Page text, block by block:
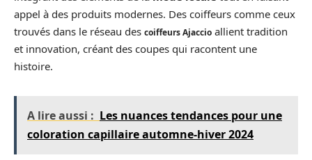
appel à des produits modernes. Des coiffeurs comme ceux
trouvés dans le réseau des coiffeurs Ajaccio allient tradition
et innovation, créant des coupes qui racontent une
histoire.
A lire aussi : Les nuances tendances pour une
coloration capillaire automne-hiver 2024